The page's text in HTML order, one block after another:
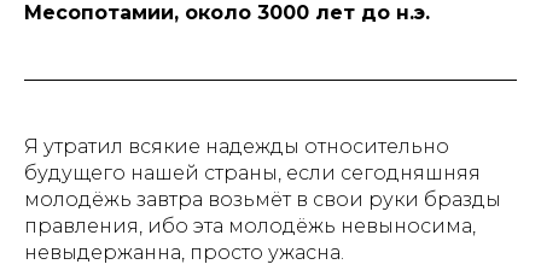
Месопотамии, около 3000 лет до н.э.
Я утратил всякие надежды относительно
будущего нашей страны, если сегодняшняя
молодёжь завтра возьмёт в свои руки бразды
правления, ибо эта молодёжь невыносима,
невыдержанна, просто ужасна.